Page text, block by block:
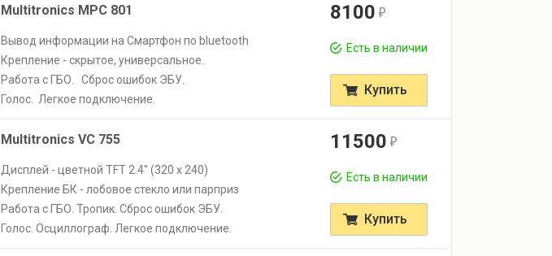
Multitronics MPC 801
Вывод информации на Смартфон по bluetooth
Крепление - скрытое, универсальное.
Работа с ГБО. Сброс ошибок ЭБУ.
Голос. Легкое подключение.
8100 r
Есть в наличии
Купить
Multitronics VC 755
Дисплей - цветной TFT 2.4" (320 х 240)
Крепление БК - лобовое стекло или парприз
Работа с ГБО. Тропик. Сброс ошибок ЭБУ.
Голос. Осциллограф. Легкое подключение.
11500 r
Есть в наличии
Купить